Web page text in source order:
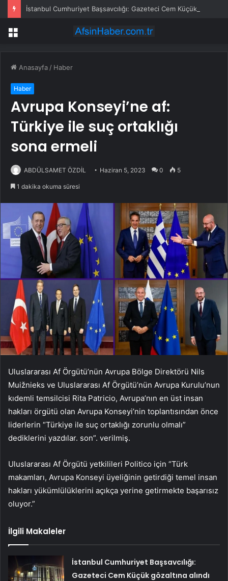
Menü
Anasayfa / Haber
Haber
Avrupa Konseyi’ne af:
Türkiye ile suç ortaklığı
sona ermeli
ABDÜLSAMET ÖZDİL Haziran 5, 2023 0 5
1 dakika okuma süresi
Uluslararası Af Örgütü’nün Avrupa Bölge Direktörü Nils
Muižnieks ve Uluslararası Af Örgütü’nün Avrupa Kurulu’nun
kıdemli temsilcisi Rita Patricio, Avrupa’nın en üst insan
hakları örgütü olan Avrupa Konseyi’nin toplantısından önce
liderlerin “Türkiye ile suç ortaklığı zorunlu olmalı”
dediklerini yazdılar. son”. verilmiş.
Uluslararası Af Örgütü yetkilileri Politico için “Türk
makamları, Avrupa Konseyi üyeliğinin getirdiği temel insan
hakları yükümlülüklerini açıkça yerine getirmekte başarısız
oluyor.”
İlgili Makaleler
İstanbul Cumhuriyet Başsavcılığı:
Gazeteci Cem Küçük gözaltına alındı